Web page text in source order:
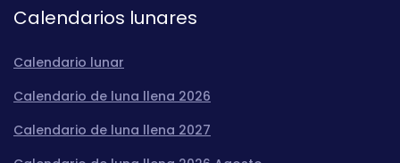
Calendarios lunares
Calendario lunar
Calendario de luna llena 2026
Calendario de luna llena 2027